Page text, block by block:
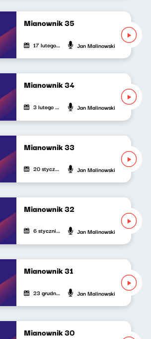
Mianownik 35
17 lutego 2024 Jan Malinowski
Mianownik 34
3 lutego 2024 Jan Malinowski
Mianownik 33
20 stycznia 2024 Jan Malinowski
Mianownik 32
6 stycznia 2024 Jan Malinowski
Mianownik 31
23 grudnia 2023 Jan Malinowski
Mianownik 30